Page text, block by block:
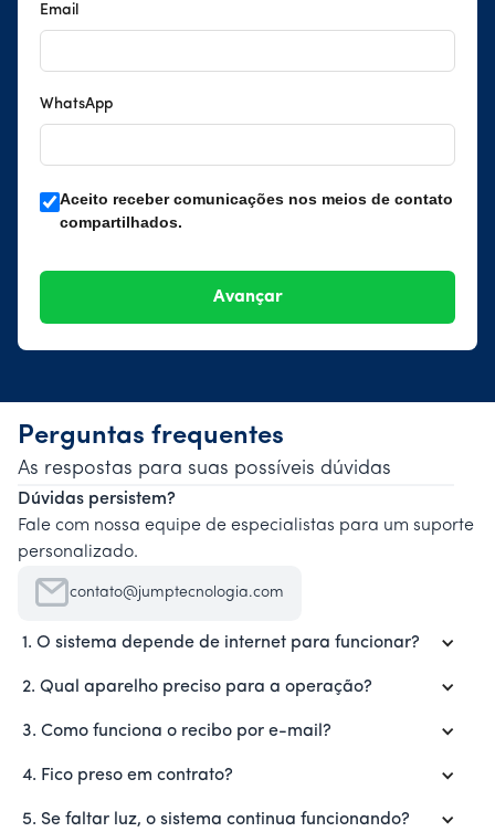
Email
WhatsApp
Aceito receber comunicações nos meios de contato
compartilhados.
Perguntas frequentes
As respostas para suas possíveis dúvidas
Dúvidas persistem?
Fale com nossa equipe de especialistas para um suporte
personalizado.
contato@jumptecnologia.com
1. O sistema depende de internet para funcionar?
2. Qual aparelho preciso para a operação?
3. Como funciona o recibo por e-mail?
4. Fico preso em contrato?
5. Se faltar luz, o sistema continua funcionando?